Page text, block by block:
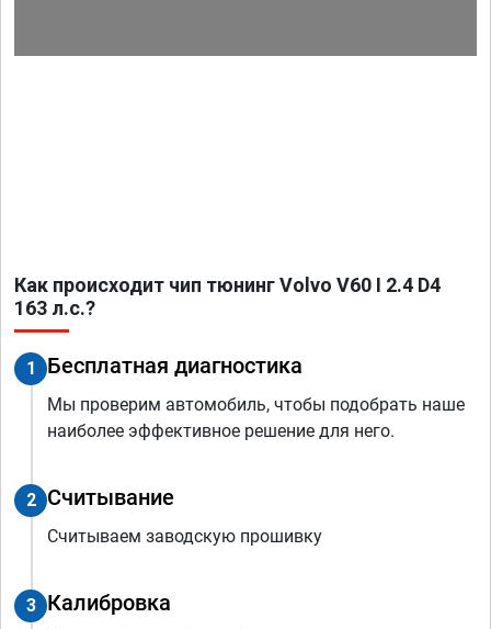
Как происходит чип тюнинг Volvo V60 I 2.4 D4
163 л.с.?
1 Бесплатная диагностика
Мы проверим автомобиль, чтобы подобрать наше
наиболее эффективное решение для него.
2 Считывание
Считываем заводскую прошивку
3 Калибровка